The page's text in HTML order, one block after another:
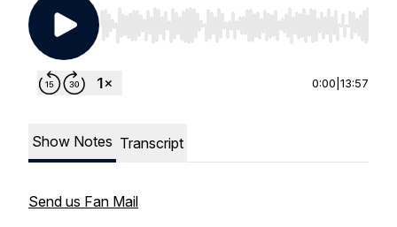
Use Left/Right to seek, Home/End to jump to
0:00 13:57
Show Notes Transcript
Send us Fan Mail